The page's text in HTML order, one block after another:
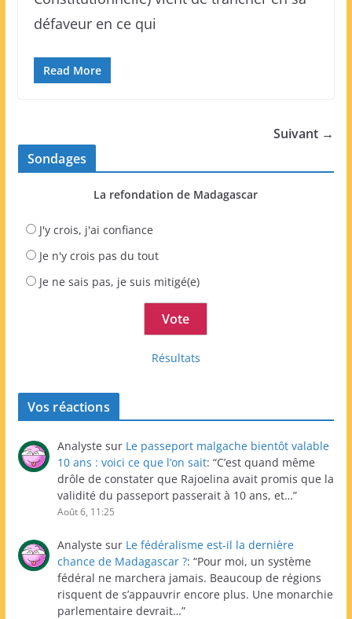
défaveur en ce qui
Read More
Suivant →
Sondages
La refondation de Madagascar
J'y crois, j'ai confiance
Je n'y crois pas du tout
Je ne sais pas, je suis mitigé(e)
Résultats
Vos réactions
Analyste sur Le passeport malgache bientôt valable
10 ans : voici ce que l’on sait: “C’est quand même
drôle de constater que Rajoelina avait promis que la
validité du passeport passerait à 10 ans, et…”
Août 6, 11:25
Analyste sur Le fédéralisme est-il la dernière
chance de Madagascar ?: “Pour moi, un système
fédéral ne marchera jamais. Beaucoup de régions
risquent de s’appauvrir encore plus. Une monarchie
parlementaire devrait…”